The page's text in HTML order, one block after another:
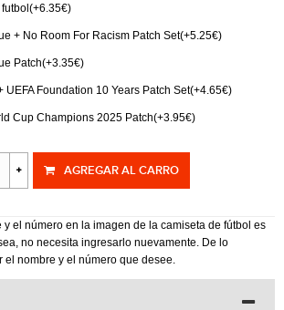
+ No Room For Racism Patch Set(+5.25€)
Patch(+3.35€)
UEFA Foundation 10 Years Patch Set(+4.65€)
Cup Champions 2025 Patch(+3.95€)
AGREGAR AL CARRO
y el número en la imagen de la camiseta de fútbol es
no necesita ingresarlo nuevamente. De lo
el nombre y el número que desee.